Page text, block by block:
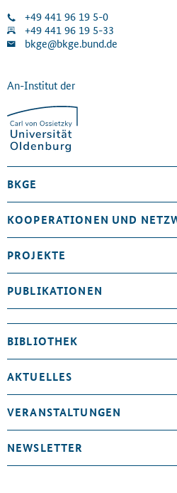
+49 441 96 19 5-0
+49 441 96 19 5-33
bkge@bkge.bund.de
An-Institut der
BKGE
KOOPERATIONEN UND
PROJEKTE
PUBLIKATIONEN
BIBLIOTHEK
AKTUELLES
VERANSTALTUNGEN
NEWSLETTER